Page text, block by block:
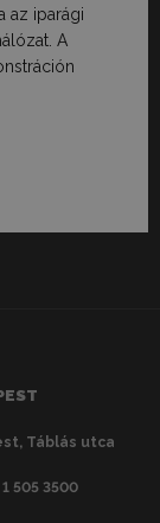
az iparági
A
Táblás utca
1 505 3500